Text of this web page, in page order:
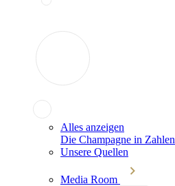
Alles anzeigen
Die Champagne in Zahlen
Unsere Quellen
Media Room